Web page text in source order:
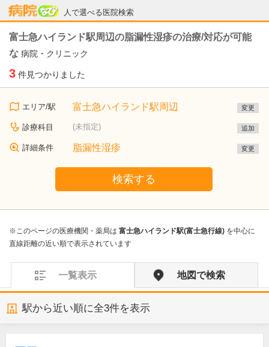
人で選べる医院検索
病院なび
富士急ハイランド駅周辺の脂漏性湿疹の治療/対応が可能
な 病院・クリニック
3 件見つかりました
エリア/駅 富士急ハイランド駅周辺 変更
診療科目 (未指定) 追加
詳細条件 脂漏性湿疹 変更
検索する
※このページの医療機関・薬局は 富士急ハイランド駅(富士急行線) を中心に
直線距離の近い順で表示されています
一覧表示 地図で検索
駅から近い順に全3件を表示